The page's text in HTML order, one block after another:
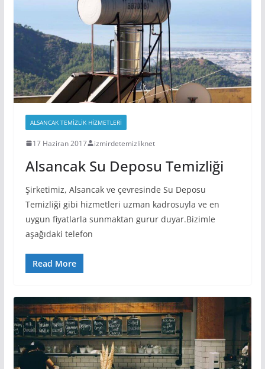
ALSANCAK TEMIZLIK HIZMETLERI
17 Haziran 2017 izmirdetemizliknet
Alsancak Su Deposu Temizliği
Şirketimiz, Alsancak ve çevresinde Su Deposu
Temizliği gibi hizmetleri uzman kadrosuyla ve en
uygun fiyatlarla sunmaktan gurur duyar.Bizimle
aşağıdaki telefon
Read More